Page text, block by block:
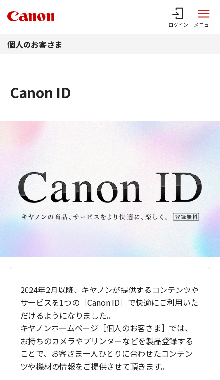
ログイン メニュー
個人のお客さま
Canon ID
2024年2月以降、キヤノンが提供するコンテンツや
サービスを1つの［Canon ID］で快適にご利用いた
だけるようになりました。
キヤノンホームページ［個人のお客さま］では、
お持ちのカメラやプリンターなどを製品登録する
ことで、お客さま一人ひとりに合わせたコンテン
ツや機材の情報をご提供させて頂きます。